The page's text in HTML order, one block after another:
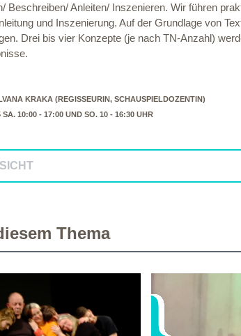
Beschreiben/ Anleiten/ Inszenieren. Wir führen
und Inszenierung. Auf der Grundlage von
Drei bis vier Konzepte (je nach TN-Anzahl)
KRAKA (REGISSEURIN, SCHAUSPIELDOZENTIN)
SA. 10:00 - 17:00 UND SO. 10 - 16:30 UHR
Thema